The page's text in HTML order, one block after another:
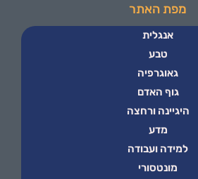
מפת האתר
אנגלית
טבע
גאוגרפיה
גוף האדם
היגיינה ורחצה
מדע
למידה ועבודה
מונטסורי